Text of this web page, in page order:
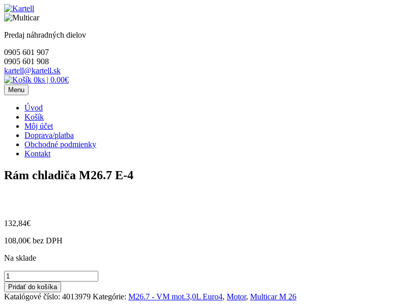
Skip
to
Predaj náhradných dielov
0905 601 907
0905 601 908
kartell@kartell.sk
0ks | 0.00€
Menu
Úvod
Košík
Môj účet
Doprava/platba
Obchodné podmienky
Kontakt
Rám chladiča M26.7 E-4
132,84€
108,00€ bez DPH
Na sklade
množstvo
Rám
chladiča
M26.7
Pridať do košíka
Katalógové číslo: 4013979 Kategórie: M26.7 - VM mot.3,0L Euro4, Motor, Multicar M 26